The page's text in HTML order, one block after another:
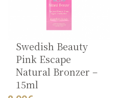
Swedish Beauty
Pink Escape
Natural Bronzer –
15ml